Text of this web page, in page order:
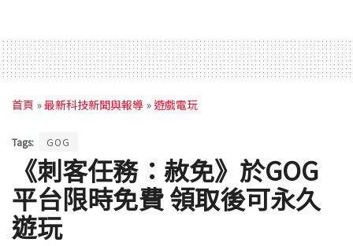
首頁 »最新科技新聞與報導 »遊戲電玩
Tags: GOG
《刺客任務：赦免》於GOG
平台限時免費 領取後可永久
遊玩